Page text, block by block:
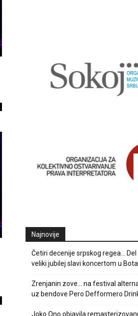
Najnovije
Četiri decenije srpskog regea… Del
veliki jubilej slavi koncertom u
Zrenjanin zove… na festival
uz bendove Pero Defformero
Joko Ono objavila